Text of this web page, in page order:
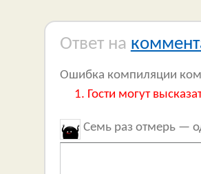
Ответ на
Ошибка компиляции
Гости могут
Семь раз отмерь —